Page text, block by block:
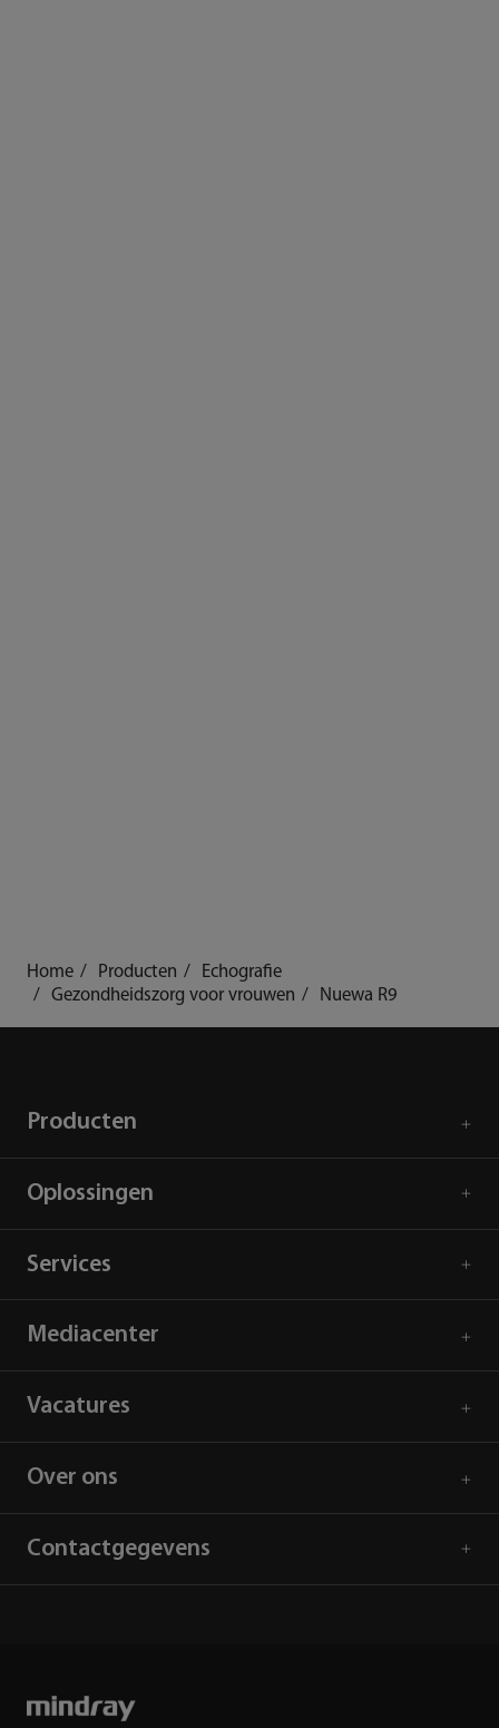
Home Producten
Echografie
Gezondheidszorg voor vrouwen
Nuewa R9
Producten
Oplossingen
Services
Mediacenter
Vacatures
Over ons
Contactgegevens